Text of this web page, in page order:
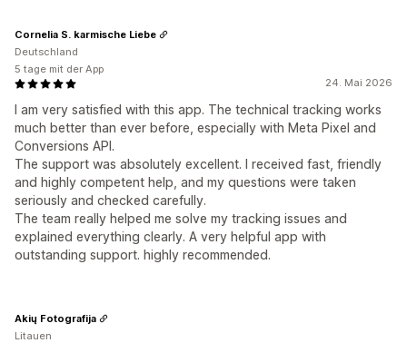
24. Mai 2026
I am very satisfied with this app. The technical tracking works
much better than ever before, especially with Meta Pixel and
Conversions API.
The support was absolutely excellent. I received fast, friendly
and highly competent help, and my questions were taken
seriously and checked carefully.
The team really helped me solve my tracking issues and
explained everything clearly. A very helpful app with
outstanding support. highly recommended.
Cornelia S. karmische Liebe
Deutschland
5 tage mit der App
Akių Fotografija
Litauen